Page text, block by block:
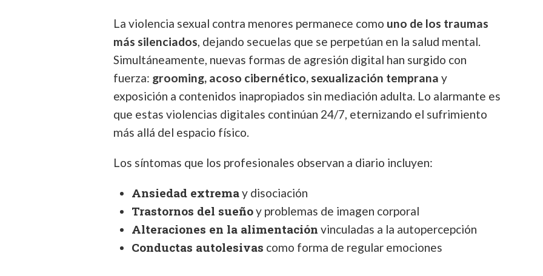
La violencia sexual contra menores permanece como uno de los traumas
más silenciados, dejando secuelas que se perpetúan en la salud mental.
Simultáneamente, nuevas formas de agresión digital han surgido con
fuerza: grooming, acoso cibernético, sexualización temprana y
exposición a contenidos inapropiados sin mediación adulta. Lo alarmante es
que estas violencias digitales continúan 24/7, eternizando el sufrimiento
más allá del espacio físico.
Los síntomas que los profesionales observan a diario incluyen:
Ansiedad extremay disociación
Trastornos del sueñoy problemas de imagen corporal
Alteraciones en la alimentación vinculadas a la autopercepción
Conductas autolesivas como forma de regular emociones